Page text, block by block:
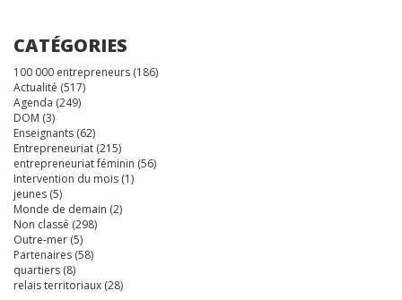
CATÉGORIES
100 000 entrepreneurs (186)
Actualité (517)
Agenda (249)
DOM (3)
Enseignants (62)
Entrepreneuriat (215)
entrepreneuriat féminin (56)
Intervention du mois (1)
jeunes (5)
Monde de demain (2)
Non classé (298)
Outre-mer (5)
Partenaires (58)
quartiers (8)
relais territoriaux (28)